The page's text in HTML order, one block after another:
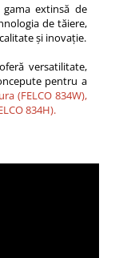
extinsă de
de tăiere,
și inovaţie.
versatilitate,
pentru a
(FELCO 834W),
834H).